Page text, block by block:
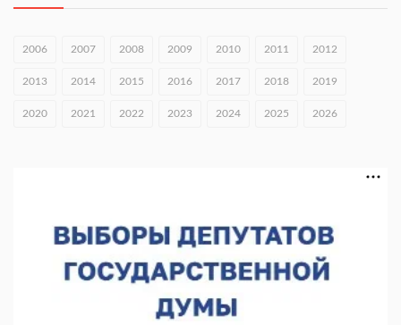
В Нижегородской области выбрали лучшего лесного
07.08.2026 13:48
В Нижнем Новгороде отметили 70-летие Дня строителя
07.08.2026 13:15
В Нижнем Новгороде прошло совещание Росгвардии
2006 2007 2008 2009 2010 2011 2012
2013 2014 2015 2016 2017 2018 2019
2020 2021 2022 2023 2024 2025 2026